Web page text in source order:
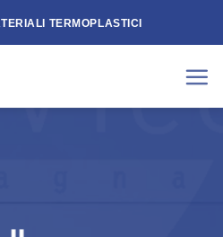
TERMOPLASTICI